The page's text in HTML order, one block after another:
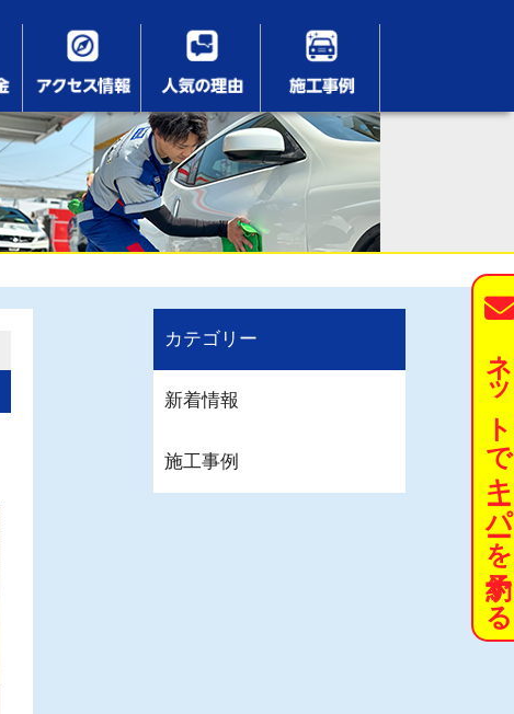
カテゴリー
新着情報
施工事例 ネットでキーパーを予約する